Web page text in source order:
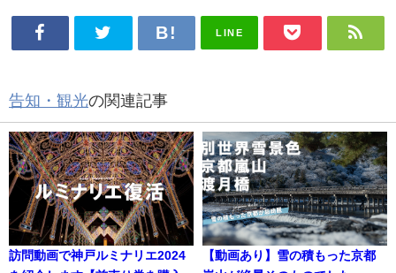
LINE
告知・観光の関連記事
訪問動画で神戸ルミナリエ2024
【動画あり】雪の積もった京都